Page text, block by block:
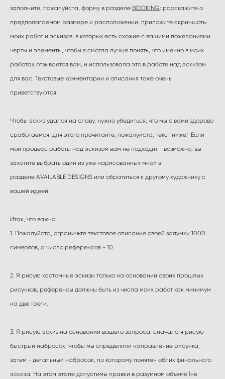
заполните, пожалуйста, форму в разделе BOOKING: расскажите о
предполагаемом размере и расположении, приложите скриншоты
моих работ и эскизов, в которых есть схожие с вашими пожеланиями
черты и элементы, чтобы я смогла лучше понять, что именно в моих
работах отзывается вам, и использовала это в работе над эскизом
для вас. Текстовые комментарии и описания тоже очень
приветствуются.
Чтобы эскиз удался на славу, нужно убедиться, что мы с вами здорово
сработаемся: для этого прочитайте, пожалуйста, текст ниже! Если
мой процесс работы над эскизом вам не подходит - возможно, вы
захотите выбрать один из уже нарисованных мной в
разделе AVAILABLE DESIGNS или обратиться к другому художнику с
вашей идеей.
Итак, что важно:
1. Пожалуйста, ограничьте текстовое описание своей задумки 1000
символов, а число референсов - 10.
2. Я рисую кастомные эскизы только на основании своих прошлых
рисунков, референсы должны быть из числа моих работ как минимум
на две трети.
3. Я рисую эскиз на основании вашего запроса: сначала я рисую
быстрый набросок, чтобы мы определили направление рисунка,
затем - детальный набросок, по которому понятен облик финального
эскиза. На этом этапе допустимы правки в разумном объеме (не